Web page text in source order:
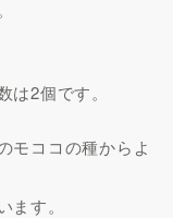
は2個です。
モココの種からよ
す。